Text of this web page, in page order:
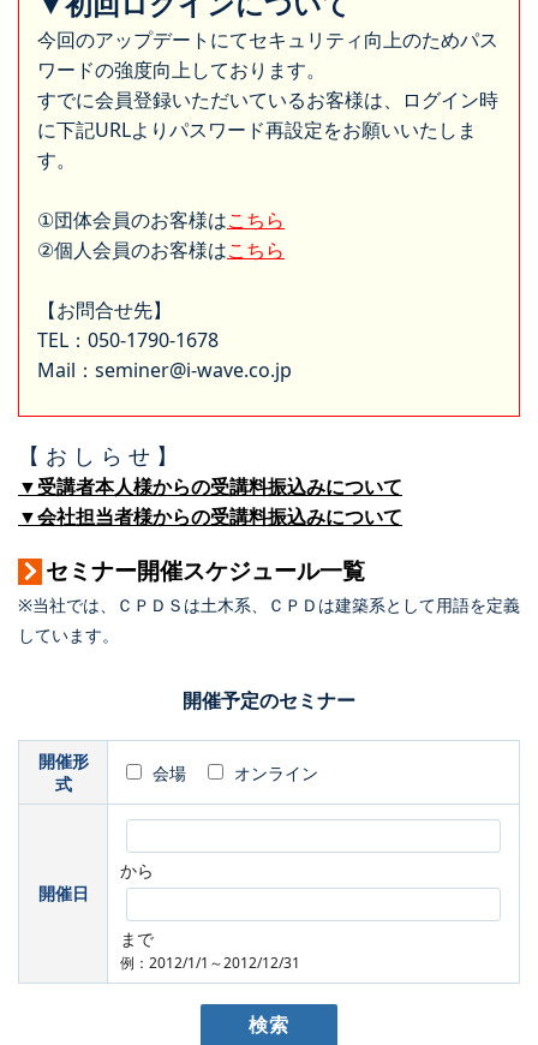
今回のアップデートにてセキュリティ向上のためパス
ワードの強度向上しております。
すでに会員登録いただいているお客様は、ログイン時
に下記URLよりパスワード再設定をお願いいたしま
す。
①団体会員のお客様はこちら
②個人会員のお客様はこちら
【お問合せ先】
TEL：050-1790-1678
Mail：seminer@i-wave.co.jp
【 お し ら せ 】
▼受講者本人様からの受講料振込みについて
▼会社担当者様からの受講料振込みについて
セミナー開催スケジュール一覧
※当社では、ＣＰＤＳは土木系、ＣＰＤは建築系として用語を定義
しています。
開催予定のセミナー
開催形
式
会場 オンライン
開催日
から
まで
例：2012/1/1～2012/12/31